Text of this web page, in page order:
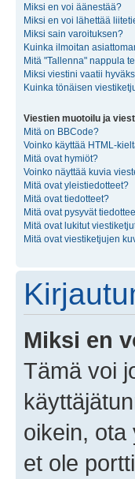
Miksi en voi äänestää?
Miksi en voi lähettää
Miksi sain varoituksen?
Kuinka ilmoitan
Mitä "Tallenna" nappula
Miksi viestini vaatii
Kuinka tönäisen
Viestien muotoilu ja
Mitä on BBCode?
Voinko käyttää HTML-
Mitä ovat hymiöt?
Voinko näyttää kuvia
Mitä ovat yleistiedotteet?
Mitä ovat tiedotteet?
Mitä ovat pysyvät
Mitä ovat lukitut
Mitä ovat viestiketjujen
Miksi en
Tämä voi
oikein, ota
et ole